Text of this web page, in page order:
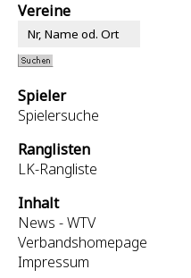
Vereine
Spieler
Spielersuche
Ranglisten
LK-Rangliste
Inhalt
News - WTV
Verbandshomepage
Impressum